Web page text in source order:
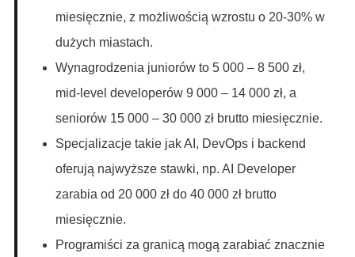
miesięcznie, z możliwością wzrostu o 20-30% w
dużych miastach.
Wynagrodzenia juniorów to 5 000 – 8 500 zł,
mid-level developerów 9 000 – 14 000 zł, a
seniorów 15 000 – 30 000 zł brutto miesięcznie.
Specjalizacje takie jak AI, DevOps i backend
oferują najwyższe stawki, np. AI Developer
zarabia od 20 000 zł do 40 000 zł brutto
miesięcznie.
Programiści za granicą mogą zarabiać znacznie